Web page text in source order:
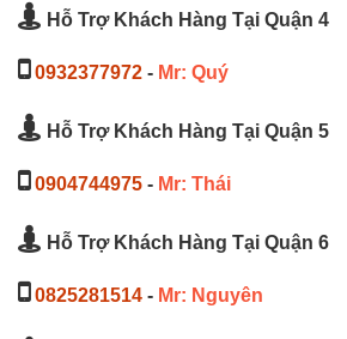
Hỗ Trợ Khách Hàng Tại Quận 4
0932377972 - Mr: Quý
Hỗ Trợ Khách Hàng Tại Quận 5
0904744975 - Mr: Thái
Hỗ Trợ Khách Hàng Tại Quận 6
0825281514 - Mr: Nguyên